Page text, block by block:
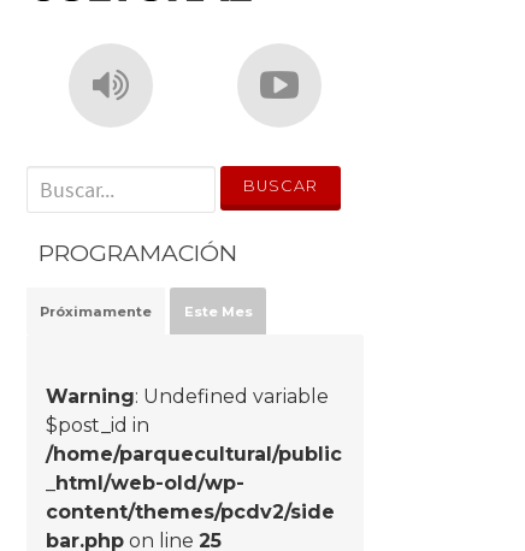
' . __('Search for:') . '
PROGRAMACIÓN
Próximamente Este Mes
Warning: Undefined variable
$post_id in
/home/parquecultural/public
_html/web-old/wp-
content/themes/pcdv2/side
bar.php on line25